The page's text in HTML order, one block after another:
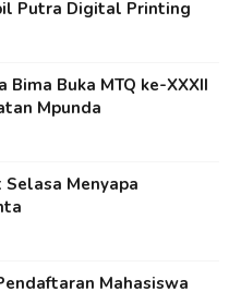
Putra Digital Printing
Buka MTQ ke-XXXII
Mpunda
Menyapa
Mahasiswa